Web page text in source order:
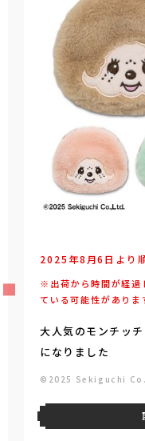
2025年8月6日より
※出荷から時間が経過
ている可能性がありま
大人気のモンチッ
になりました
©2025 Sekiguchi